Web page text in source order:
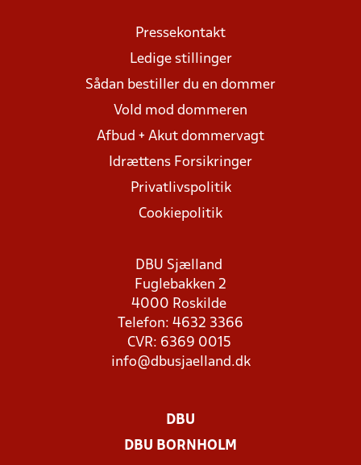
Pressekontakt
Ledige stillinger
Sådan bestiller du en dommer
Vold mod dommeren
Afbud + Akut dommervagt
Idrættens Forsikringer
Privatlivspolitik
Cookiepolitik
DBU Sjælland
Fuglebakken 2
4000 Roskilde
Telefon: 4632 3366
CVR: 6369 0015
info@dbusjaelland.dk
DBU
DBU BORNHOLM